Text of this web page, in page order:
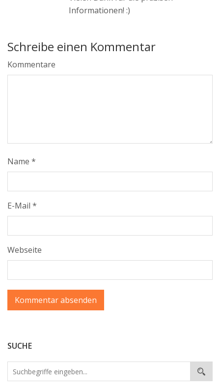
SUCHE
Informationen! :)
Schreibe einen Kommentar
Kommentare
Name *
E-Mail *
Webseite